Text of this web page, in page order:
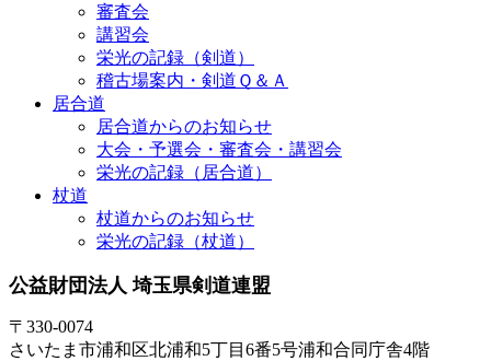
審査会
講習会
栄光の記録（剣道）
稽古場案内・剣道Ｑ＆Ａ
居合道
居合道からのお知らせ
大会・予選会・審査会・講習会
栄光の記録（居合道）
杖道
杖道からのお知らせ
栄光の記録（杖道）
公益財団法人 埼玉県剣道連盟
〒330-0074
さいたま市浦和区北浦和5丁目6番5号浦和合同庁舎4階